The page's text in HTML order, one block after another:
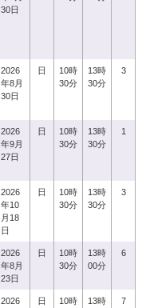
30日
2026
年8月
30日
日
10時
30分
13時
30分
3
2026
年9月
27日
日
10時
30分
13時
30分
1
2026
年10
月18
日
日
10時
30分
13時
30分
3
2026
年8月
23日
日
10時
30分
13時
00分
6
2026
日
10時
13時
7